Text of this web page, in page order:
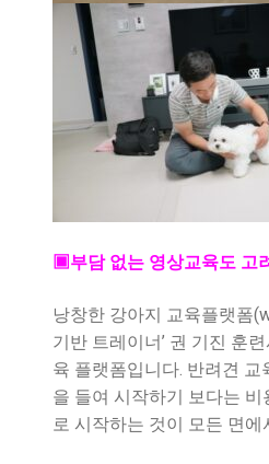
▣부담 없는 영상교육도 고
낭창한 강아지 교육플랫폼
기반 트레이너’ 권 기진 훈
육 플랫폼입니다. 반려견
을 들여 시작하기 보다는 비
로 시작하는 것이 모든 면에